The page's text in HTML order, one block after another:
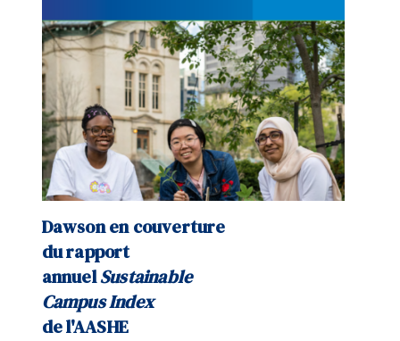
Dawson en couverture
du rapport
annuelSustainable
Campus Index
de l'AASHE